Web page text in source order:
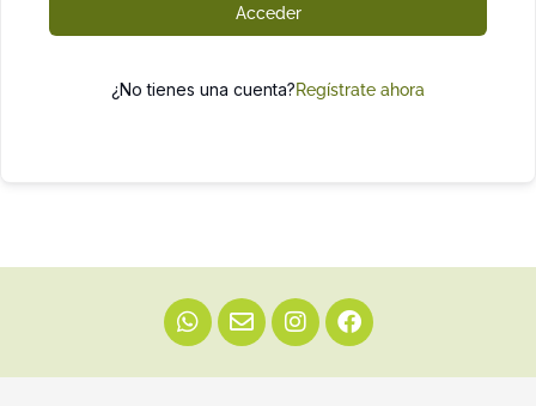
Acceder
¿No tienes una cuenta?Regístrate ahora